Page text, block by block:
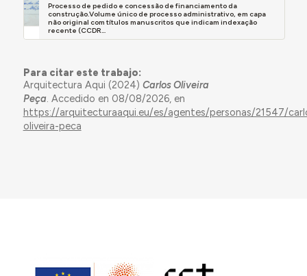
Processo de pedido e concessão de financiamento da
construção.Volume único de processo administrativo, em capa
não original com títulos manuscritos que indicam indexação
recente (CCDR...
Para citar este trabajo:
Arquitectura Aqui (2024) Carlos Oliveira
Peça. Accedido en 08/08/2026, en
https://arquitecturaaqui.eu/es/agentes/personas/21547/
oliveira-peca